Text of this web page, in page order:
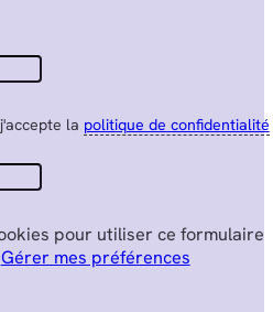
la politique de confidentialité
pour utiliser ce formulaire
Gérer mes préférences